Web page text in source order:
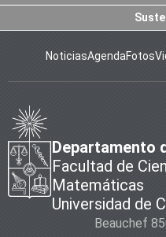
NoticiasAgendaFotos
Departamento
Facultad de
Matemáticas
Universidad de
Beauchef